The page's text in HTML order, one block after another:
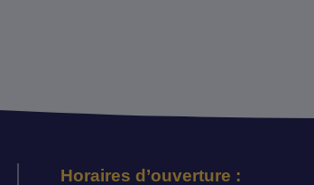
Horaires d’ouverture :